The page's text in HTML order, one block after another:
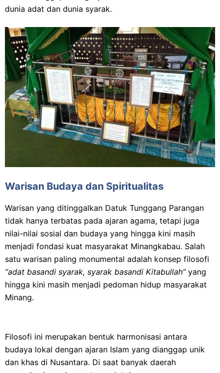
dunia adat dan dunia syarak.
Warisan Budaya dan Spiritualitas
Warisan yang ditinggalkan Datuk Tunggang Parangan
tidak hanya terbatas pada ajaran agama, tetapi juga
nilai-nilai sosial dan budaya yang hingga kini masih
menjadi fondasi kuat masyarakat Minangkabau. Salah
satu warisan paling monumental adalah konsep filosofi
“adat basandi syarak, syarak basandi Kitabullah”yang
hingga kini masih menjadi pedoman hidup masyarakat
Minang.
Filosofi ini merupakan bentuk harmonisasi antara
budaya lokal dengan ajaran Islam yang dianggap unik
dan khas di Nusantara. Di saat banyak daerah